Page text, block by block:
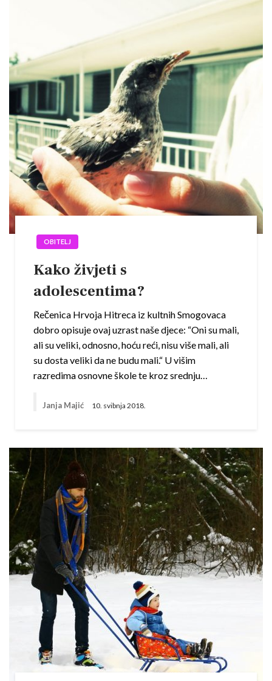
OBITELJ
Kako živjeti s
adolescentima?
Rečenica Hrvoja Hitreca iz kultnih Smogovaca
dobro opisuje ovaj uzrast naše djece: “Oni su mali,
ali su veliki, odnosno, hoću reći, nisu više mali, ali
su dosta veliki da ne budu mali.“ U višim
razredima osnovne škole te kroz srednju…
Janja Majić 10. svibnja 2018.